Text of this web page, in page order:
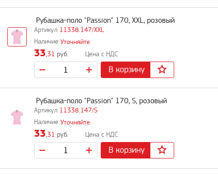
11338.147/XXL
Рубашка-поло "Passion" 170, XXL, розовый
Уточняйте
33,31 руб.
В корзину
11338.147/S
Рубашка-поло "Passion" 170, S, розовый
Уточняйте
33,31 руб.
В корзину